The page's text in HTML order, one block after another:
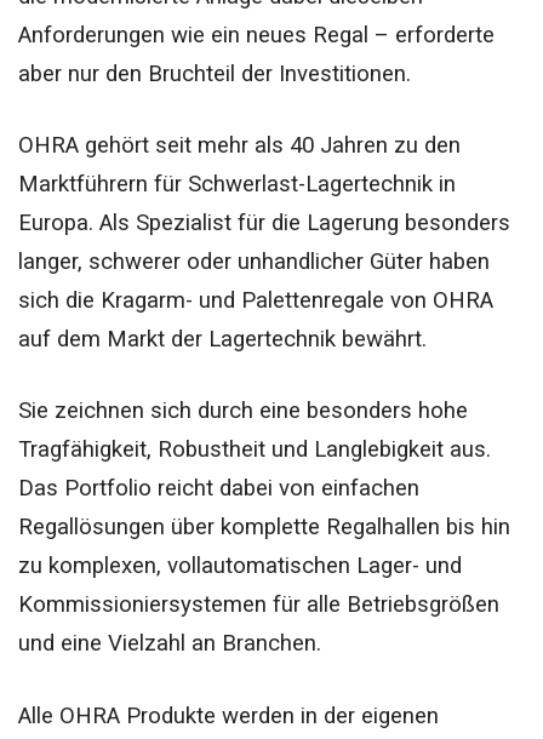
Anforderungen wie ein neues Regal – erforderte
aber nur den Bruchteil der Investitionen.
OHRA gehört seit mehr als 40 Jahren zu den
Marktführern für Schwerlast-Lagertechnik in
Europa. Als Spezialist für die Lagerung besonders
langer, schwerer oder unhandlicher Güter haben
sich die Kragarm- und Palettenregale von OHRA
auf dem Markt der Lagertechnik bewährt.
Sie zeichnen sich durch eine besonders hohe
Tragfähigkeit, Robustheit und Langlebigkeit aus.
Das Portfolio reicht dabei von einfachen
Regallösungen über komplette Regalhallen bis hin
zu komplexen, vollautomatischen Lager- und
Kommissioniersystemen für alle Betriebsgrößen
und eine Vielzahl an Branchen.
Alle OHRA Produkte werden in der eigenen